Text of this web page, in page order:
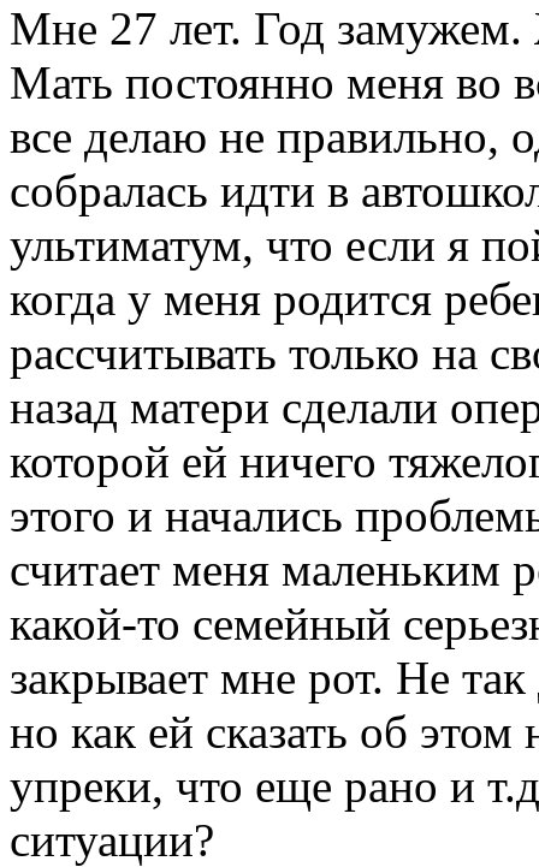
Мне 27 лет. Год
Мать постоянно меня во
все делаю не правильно,
собралась идти в
ультиматум, что если я
когда у меня родится
рассчитывать только на
назад матери сделали
которой ей ничего
этого и начались
считает меня маленьким
какой-то семейный
закрывает мне рот. Не
но как ей сказать об
упреки, что еще рано и
ситуации?